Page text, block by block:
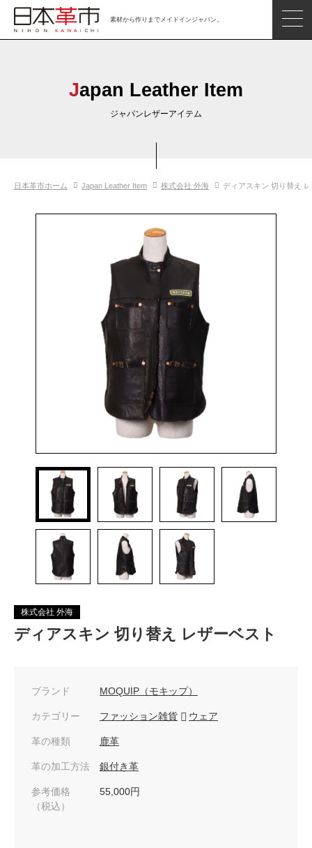
素材から作りまでメイドインジャパン。
革市通信
日本の革の良さを知ろう
Japan Leather Item
ジャパンレザーアイテム
日本革市ホーム Japan Leather Item 株式会社 外海 ディアスキン 切り替え
株式会社 外海
ディアスキン 切り替え レザーベスト
ブランド MOQUIP（モキップ）
カテゴリー ファッション雑貨 ウェア
革の種類 鹿革
革の加工方法 銀付き革
参考価格
（税込）
55,000円